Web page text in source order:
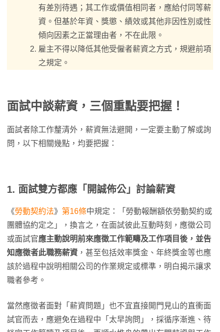
有差別待遇；其工作或價值相同者，應給付同等薪
資。但基於年資、獎懲、績效或其他非因性別或性
傾向因素之正當理由者，不在此限。
雇主不得以降低其他受僱者薪資之方式，規避前項
之規定。
面試中談薪資，三個重點要把握！
面試者除工作釐清外，薪資無法避開，一定要主動了解或詢
問，以下相關幾點，均要把握：
1. 面試雙方都應「開誠佈公」討論薪資
《勞動契約法》 第16條中規定：「勞動報酬額依勞動契約或
團體協約定之」，換言之，在面試彼此互動時刻，應徵公司
或面試官應主動說明前來應徵工作範疇及工作項目後，並告
知應徵者此職務薪資 ，甚至包括效率獎金、年終獎金等也應
該於過程中說明相關公司的作業規定或標準，明白揭示讓求
職者參考。
當然應徵者面對「薪資問題」也不宜直接開門見山的直衝面
試官而去，應避免在過程中「太早詢問」，採循序漸進、待